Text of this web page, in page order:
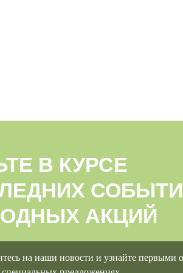
В КУРСЕ
АКЦИЙ
на наши новости и узнайте первыми